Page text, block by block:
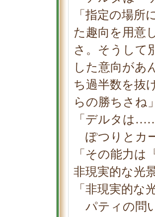
「指定の場
た趣向を用意
さ。そうして
した意向があ
ち過半数を抜
らの勝ちさね」
「デルタは
ぽつりとカ
「その能力
非現実的な光
「非現実的な
パティの問